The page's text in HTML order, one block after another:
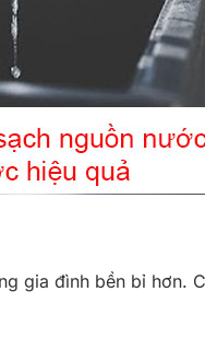
gia đình bền bỉ hơn.